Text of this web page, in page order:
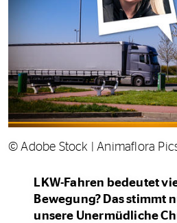
© Adobe Stock | Animaflora
LKW-Fahren bedeutet
Bewegung? Das stimmt
unsere Unermüdliche